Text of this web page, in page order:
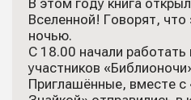
В этом году книга
Вселенной! Говорят,
ночью.
С 18.00 начали
участников
Приглашённые, вместе с